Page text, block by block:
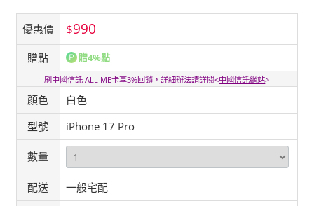
優惠價 $990
贈點 贈4%點
刷中國信託 ALL ME卡享3%回饋，詳細辦法請詳閱<中國信託網站>
顏色
白色
型號
iPhone 17 Pro
數量
配送 一般宅配